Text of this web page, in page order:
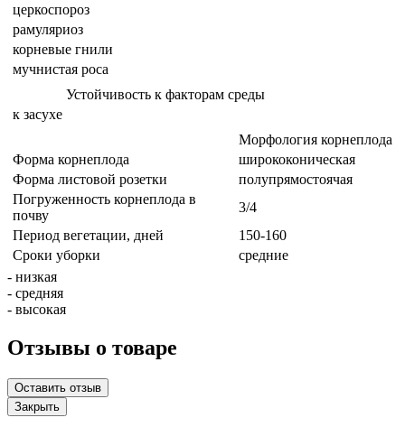
церкоспороз
рамуляриоз
корневые гнили
мучнистая роса
Устойчивость к факторам среды
к засухе
Морфология корнеплода
Форма корнеплода
ширококоническая
Форма листовой розетки
полупрямостоячая
Погруженность корнеплода в
почву
3/4
Период вегетации, дней
150-160
Сроки уборки
средние
- низкая
- средняя
- высокая
Отзывы о товаре
Оставить отзыв
Закрыть